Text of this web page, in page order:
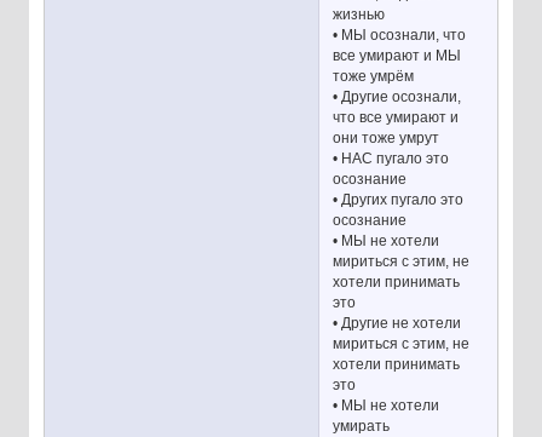
жизнью
• МЫ осознали, что
все умирают и МЫ
тоже умрём
• Другие осознали,
что все умирают и
они тоже умрут
• НАС пугало это
осознание
• Других пугало это
осознание
• МЫ не хотели
мириться с этим, не
хотели принимать
это
• Другие не хотели
мириться с этим, не
хотели принимать
это
• МЫ не хотели
умирать